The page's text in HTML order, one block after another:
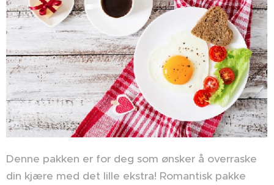
Denne pakken er for deg som ønsker å overraske
din kjære med det lille ekstra! Romantisk pakke